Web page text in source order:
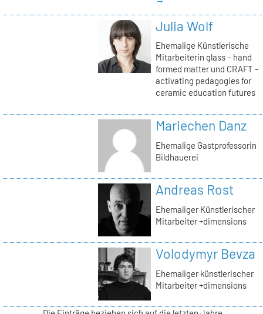
Julia Wolf
Ehemalige Künstlerische
Mitarbeiterin glass – hand
formed matter und CRAFT –
activating pedagogies for
ceramic education futures
Mariechen Danz
Ehemalige Gastprofessorin
Bildhauerei
Andreas Rost
Ehemaliger Künstlerischer
Mitarbeiter +dimensions
Volodymyr Bevza
Ehemaliger künstlerischer
Mitarbeiter +dimensions